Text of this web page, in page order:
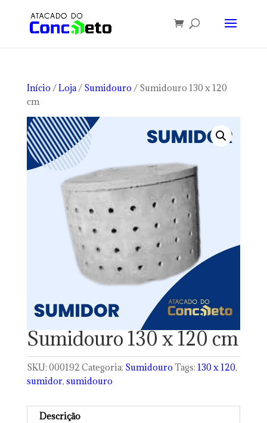
Início /Loja/ Sumidouro / Sumidouro 130 x 120
cm
Sumidouro 130 x 120 cm
SKU: 000192 Categoria: Sumidouro Tags: 130 x 120,
sumidor, sumidouro
Descrição